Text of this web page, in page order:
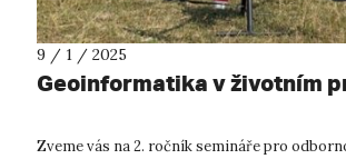
9 / 1 / 2025
Geoinformatika v životním
Zveme vás na 2. ročník semináře pro